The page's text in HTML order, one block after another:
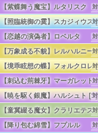
【紫蝶舞う魔宝】ルタリスク
【照臨統御の霙】スカジィウス
【恋越の演偽者】ロベルタ
【万象成る不貌】レルハルニー
【境乖眩想の蝶】フォルクロレ
【刺込む荊棘牙】マーガレット
【暁を駆く銀魔】ハルシュト [S]
【童冀綴る魔女】クラリエテス
【降り包む綿雪】フプルル